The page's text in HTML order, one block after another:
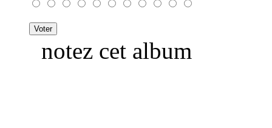
notez cet album